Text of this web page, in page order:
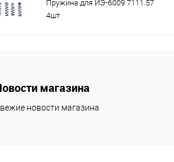
Пружина для ИЭ-6009 7111.57
4шт
магазина
новости магазина